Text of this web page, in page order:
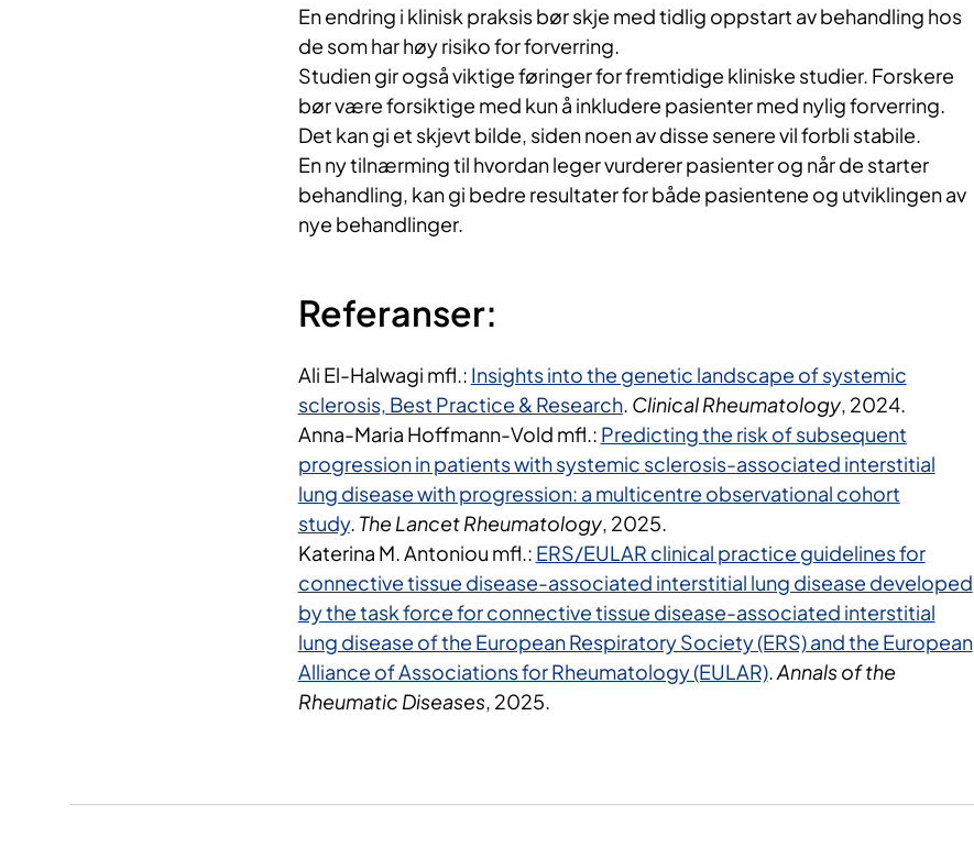
En endring i klinisk praksis bør skje med tidlig oppstart av behandling hos
de som har høy risiko for forverring.
Studien gir også viktige føringer for fremtidige kliniske studier. Forskere
bør være forsiktige med kun å inkludere pasienter med nylig forverring.
Det kan gi et skjevt bilde, siden noen av disse senere vil forbli stabile.
En ny tilnærming til hvordan leger vurderer pasienter og når de starter
behandling, kan gi bedre resultater for både pasientene og utviklingen av
nye behandlinger.
Referanser:
Ali El-Halwagi mfl.: Insights into the genetic landscape of systemic
sclerosis, Best Practice & Research. Clinical Rheumatology, 2024.
Anna-Maria Hoffmann-Vold mfl.: Predicting the risk of subsequent
progression in patients with systemic sclerosis-associated interstitial
lung disease with progression: a multicentre observational cohort
study. The Lancet Rheumatology, 2025.
Katerina M. Antoniou mfl.: ERS/EULAR clinical practice guidelines for
connective tissue disease-associated interstitial lung disease developed
by the task force for connective tissue disease-associated interstitial
lung disease of the European Respiratory Society (ERS) and the European
Alliance of Associations for Rheumatology (EULAR).Annals of the
Rheumatic Diseases, 2025.